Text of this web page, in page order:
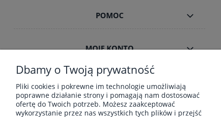
POMOC
MOJE KONTO
INFORMACJE
ZAMÓWIENIA HURT B2B
Dbamy o Twoją prywatność
Pliki cookies i pokrewne im technologie umożliwiają
poprawne działanie strony i pomagają nam dostosować
ofertę do Twoich potrzeb. Możesz zaakceptować
wykorzystanie przez nas wszystkich tych plików i przejść